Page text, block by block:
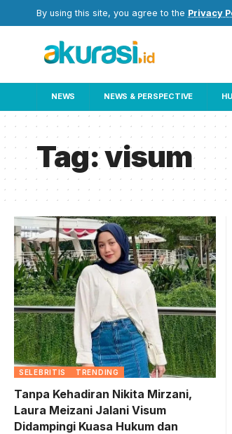
By using this site, you agree to the Privacy
NEWS NEWS & PERSPECTIVE
Tag:visum
SELEBRITIS TRENDING
Tanpa Kehadiran Nikita Mirzani,
Laura Meizani Jalani Visum
Didampingi Kuasa Hukum dan